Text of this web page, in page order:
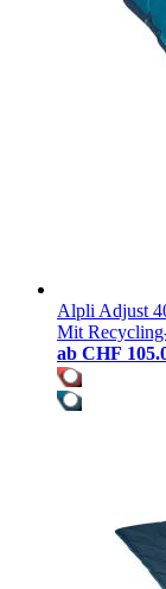
Alpli Adjust
Mit
ab CHF